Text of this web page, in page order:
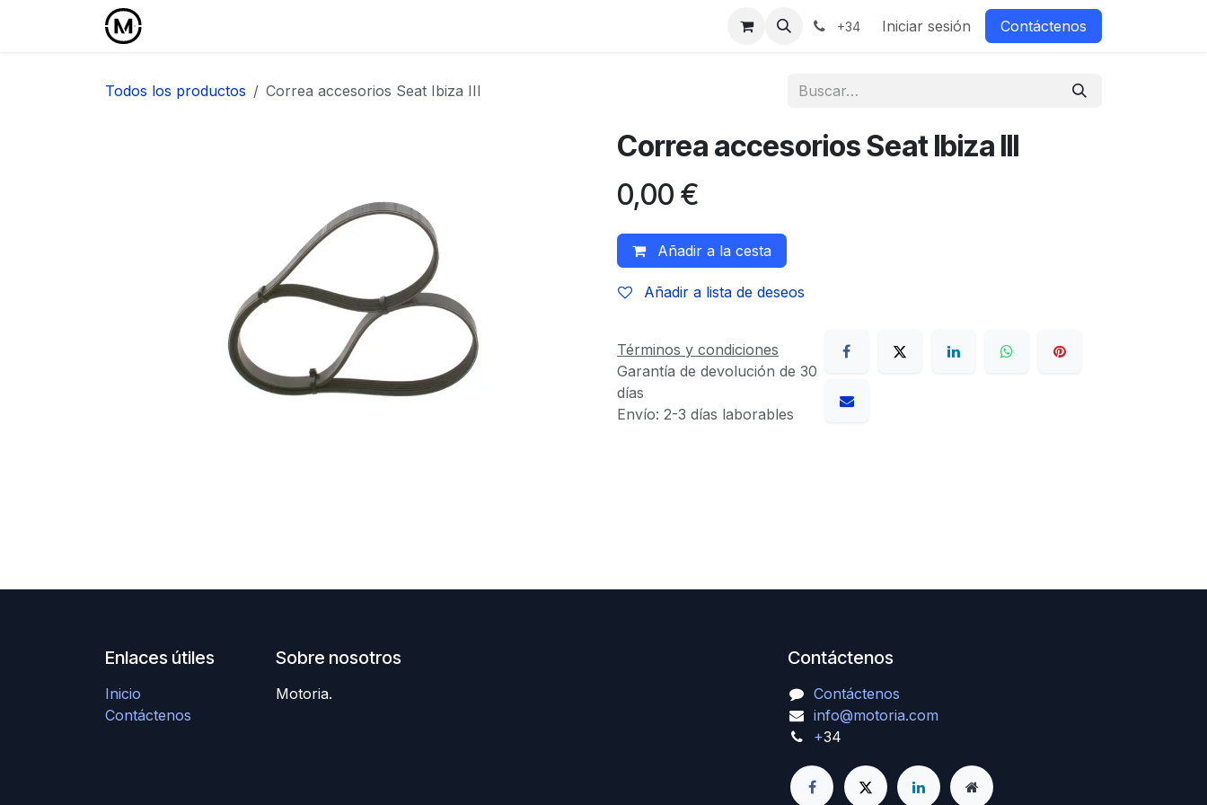
+34 Iniciar sesión Contáctenos
Todos los productos Correa accesorios Seat Ibiza III
Correa accesorios Seat Ibiza III
0,00 €
Añadir a la cesta
Añadir a lista de deseos
Términos y condiciones
Garantía de devolución de 30
días
Envío: 2-3 días laborables
Enlaces útiles
Inicio
Contáctenos
Sobre nosotros
Motoria.
Contáctenos
Contáctenos
info@motoria.com
+34